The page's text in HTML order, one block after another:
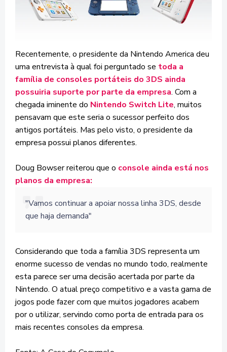
Recentemente, o presidente da Nintendo America deu
uma entrevista à qual foi perguntado se toda a
família de consoles portáteis do 3DS ainda
possuiria suporte por parte da empresa. Com a
chegada iminente do Nintendo Switch Lite, muitos
pensavam que este seria o sucessor perfeito dos
antigos portáteis. Mas pelo visto, o presidente da
empresa possui planos diferentes.
Doug Bowser reiterou que o console ainda está nos
planos da empresa:
"Vamos continuar a apoiar nossa linha 3DS, desde
que haja demanda"
Considerando que toda a família 3DS representa um
enorme sucesso de vendas no mundo todo, realmente
esta parece ser uma decisão acertada por parte da
Nintendo. O atual preço competitivo e a vasta gama de
jogos pode fazer com que muitos jogadores acabem
por o utilizar, servindo como porta de entrada para os
mais recentes consoles da empresa.